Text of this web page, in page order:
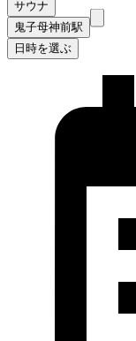
サウナ
鬼子母神前駅
日時を選ぶ